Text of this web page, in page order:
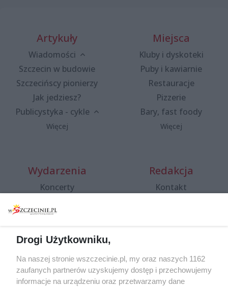
Artykuły
Wiadomości
Szczecin w budowie
Szczecińscy pionierzy
Jak jedziesz?
Publicystyka - cykle
Więcej
Miejsca
Kluby i dyskoteki
Puby i kawiarnie
Restauracje
Pizzerie
Bary, fast foody
Więcej
Wydarzenia
Koncerty
Spacery i oprowadzania
targi
Wernisaże
Więcej
Redakcja
Kontakt
Specjalny koncert z okazji
20. urodzin portalu
wSzczecinie.pl
Drogi Użytkowniku,
Na naszej stronie wszczecinie.pl, my oraz naszych 1162
zaufanych partnerów uzyskujemy dostęp i przechowujemy
informacje na urządzeniu oraz przetwarzamy dane